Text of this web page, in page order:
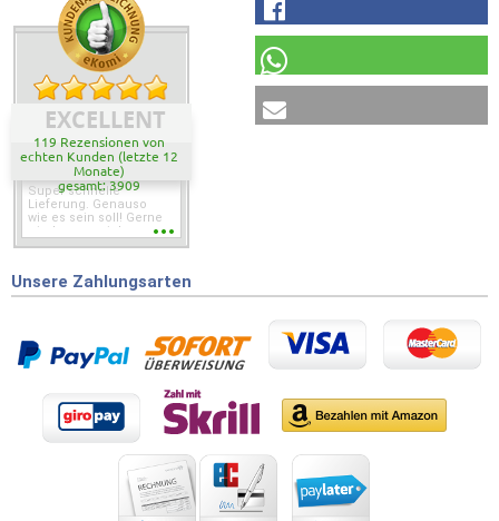
EXCELLENT
119 Rezensionen von
echten Kunden (letzte 12
Monate)
gesamt: 3909
Super schnelle
Lieferung. Genauso
wie es sein soll! Gerne
wieder wenn ich was
Unsere Zahlungsarten